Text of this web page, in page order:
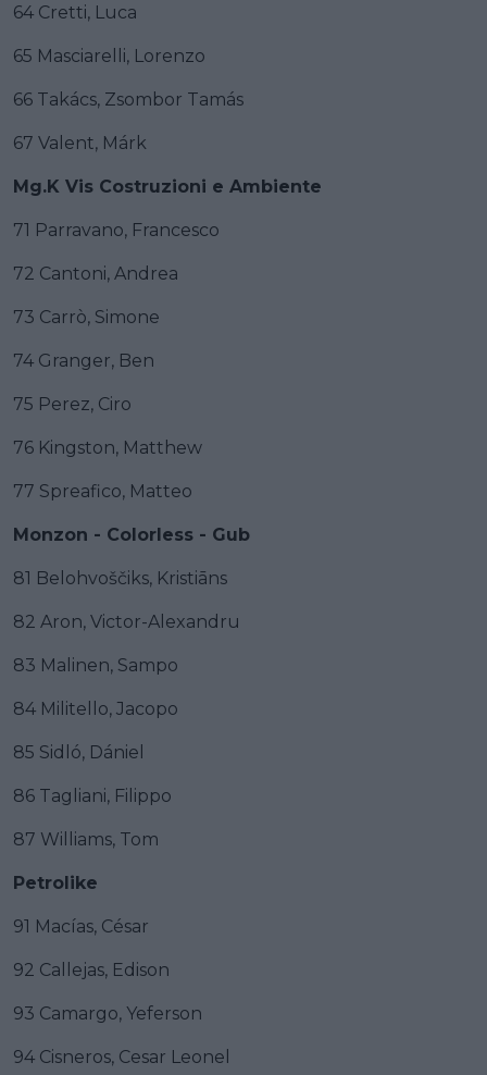
64 Cretti, Luca
65 Masciarelli, Lorenzo
66 Takács, Zsombor Tamás
67 Valent, Márk
Mg.K Vis Costruzioni e Ambiente
71 Parravano, Francesco
72 Cantoni, Andrea
73 Carrò, Simone
74 Granger, Ben
75 Perez, Ciro
76 Kingston, Matthew
77 Spreafico, Matteo
Monzon - Colorless - Gub
81 Belohvoščiks, Kristiāns
82 Aron, Victor-Alexandru
83 Malinen, Sampo
84 Militello, Jacopo
85 Sidló, Dániel
86 Tagliani, Filippo
87 Williams, Tom
Petrolike
91 Macías, César
92 Callejas, Edison
93 Camargo, Yeferson
94 Cisneros, Cesar Leonel